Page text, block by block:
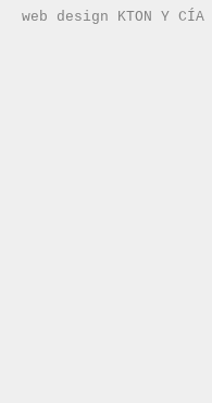
web design KTON Y CÍA